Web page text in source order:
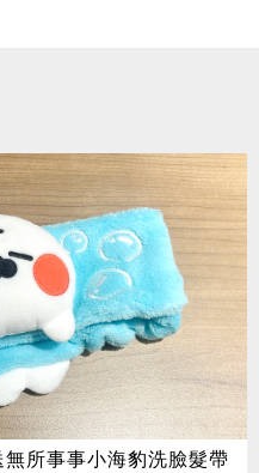
所事事小海豹洗臉髮帶